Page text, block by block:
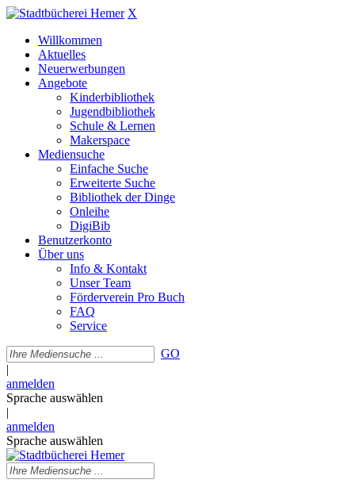
X
Willkommen
Aktuelles
Neuerwerbungen
Angebote
Kinderbibliothek
Jugendbibliothek
Schule & Lernen
Makerspace
Mediensuche
Einfache Suche
Erweiterte Suche
Bibliothek der Dinge
Onleihe
DigiBib
Benutzerkonto
Über uns
Info & Kontakt
Unser Team
Förderverein Pro Buch
FAQ
Service
GO
|
anmelden
Sprache auswählen
|
anmelden
Sprache auswählen